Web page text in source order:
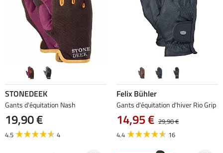
STONEDEEK
Gants d'équitation Nash
19,90 €
4.5 4
Felix Bühler
Gants d'équitation d'hiver Rio Grip
14,95 € 29,90 €
4.4
16